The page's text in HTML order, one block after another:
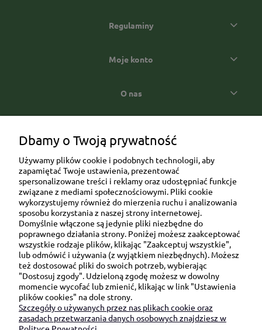
Regulaminy
Moje konto
O nas
Ul. Brukowa 6/8 lok. 57/58
91-341 Łódź
NIP: 6751510615
SKONTAKTUJ SIĘ Z NAMI:
sklep@be-happygifts.com
+48 690 172 872
Dbamy o Twoją prywatność
Używamy plików cookie i podobnych technologii, aby
zapamiętać Twoje ustawienia, prezentować
spersonalizowane treści i reklamy oraz udostępniać funkcje
związane z mediami społecznościowymi. Pliki cookie
wykorzystujemy również do mierzenia ruchu i analizowania
sposobu korzystania z naszej strony internetowej.
Domyślnie włączone są jedynie pliki niezbędne do
poprawnego działania strony. Poniżej możesz zaakceptować
wszystkie rodzaje plików, klikając "Zaakceptuj wszystkie",
lub odmówić i używania (z wyjątkiem niezbędnych). Możesz
też dostosować pliki do swoich potrzeb, wybierając
"Dostosuj zgody". Udzieloną zgodę możesz w dowolny
momencie wycofać lub zmienić, klikając w link "Ustawienia
plików cookies" na dole strony.
Szczegóły o używanych przez nas plikach cookie oraz
zasadach przetwarzania danych osobowych znajdziesz w